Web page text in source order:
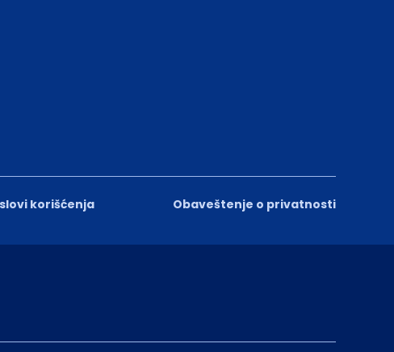
korišćenja Obaveštenje o privatnosti